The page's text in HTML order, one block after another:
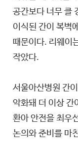
공간보다 너무 클
이식된 간이 복벽
때문이다. 리웨이
작았다.
서울아산병원 간
악화돼 더 이상 간
환아 안전을 최우
논의와 준비를 마